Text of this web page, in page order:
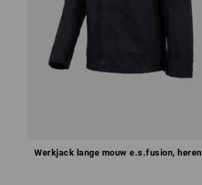
Werkjack lange mouw e.s.fusion, heren